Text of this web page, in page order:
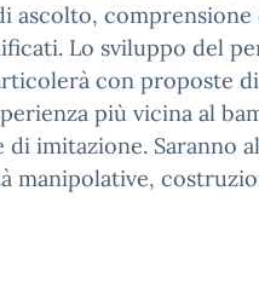
ascolto, comprensione
Lo sviluppo del
con proposte
più vicina al
imitazione. Saranno
manipolative,